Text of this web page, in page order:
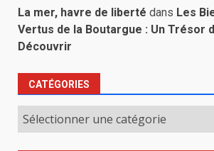
La mer, havre de liberté dans Les
Vertus de la Boutargue : Un Trésor
Découvrir
CATÉGORIES
Catégories